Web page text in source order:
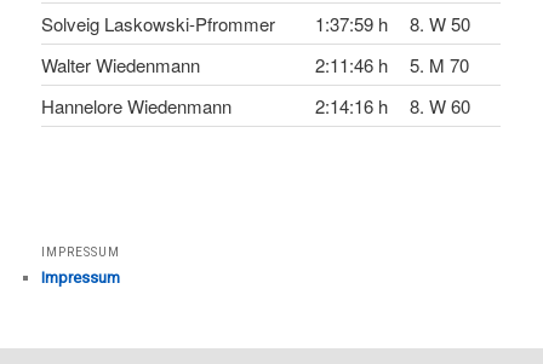
Solveig Laskowski-Pfrommer
1:37:59 h
8. W 50
Walter Wiedenmann
2:11:46 h
5. M 70
Hannelore Wiedenmann
2:14:16 h 8. W 60
IMPRESSUM
Impressum